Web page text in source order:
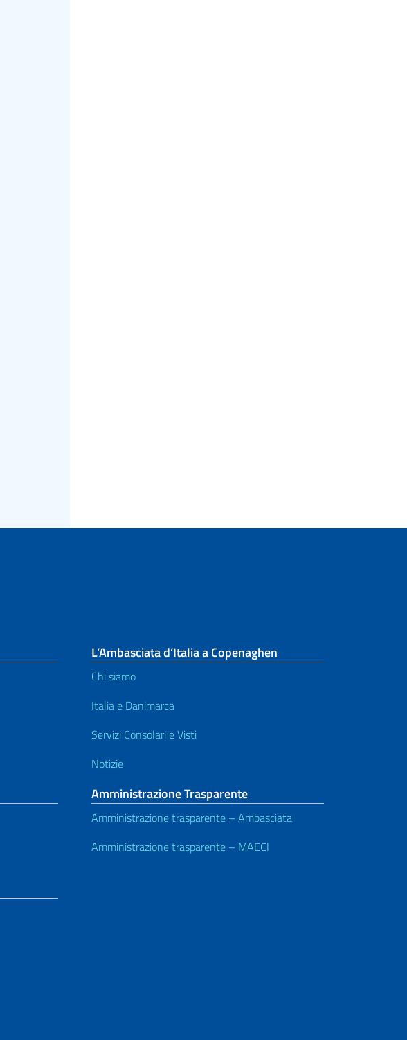
L’Ambasciata d’Italia a Copenaghen
Chi siamo
Italia e Danimarca
Servizi Consolari e Visti
Notizie
Amministrazione Trasparente
Amministrazione trasparente – Ambasciata
Amministrazione trasparente – MAECI